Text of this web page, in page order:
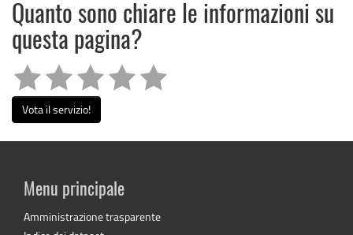
Quanto sono chiare le informazioni su
questa pagina?
Vota il servizio!
Menu principale
Amministrazione trasparente